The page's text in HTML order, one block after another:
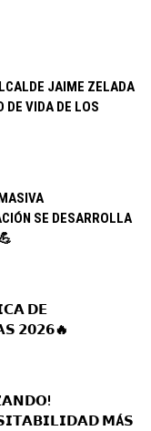
JAIME ZELADA
DE VIDA DE LOS
SE DESARROLLA
𝗗𝗘
𝟮𝟬𝟮𝟲🔥
𝗠Á𝗦